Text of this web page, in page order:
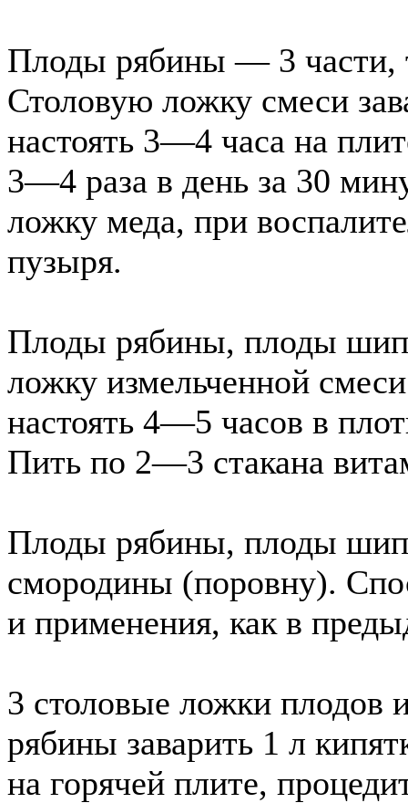
Плоды рябины — 3 части,
Столовую ложку смеси
настоять 3—4 часа на
3—4 раза в день за 30
ложку меда, при
пузыря.
Плоды рябины, плоды
ложку измельченной
настоять 4—5 часов в
Пить по 2—3 стакана
Плоды рябины, плоды
смородины (поровну).
и применения, как в
3 столовые ложки плодов
рябины заварить 1 л
на горячей плите,